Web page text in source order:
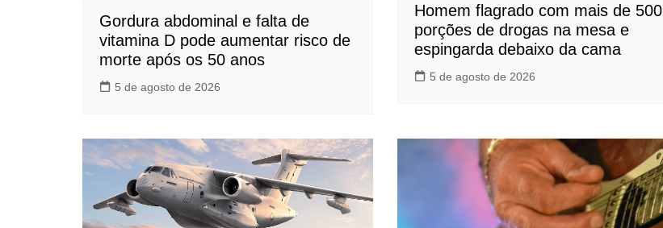
Gordura abdominal e falta de
vitamina D pode aumentar risco de
morte após os 50 anos
5 de agosto de 2026
Homem flagrado com mais de 500
porções de drogas na mesa e
espingarda debaixo da cama
5 de agosto de 2026